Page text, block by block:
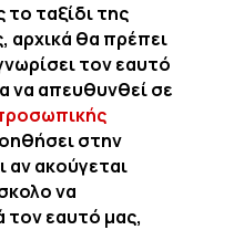
το ταξίδι της
θα πρέπει
τον εαυτό
να απευθυνθεί σε
στην
ακούγεται
να
τον εαυτό μας,